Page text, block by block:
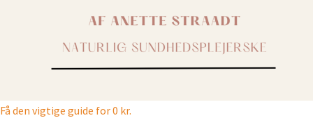
Få den vigtige guide for 0 kr.